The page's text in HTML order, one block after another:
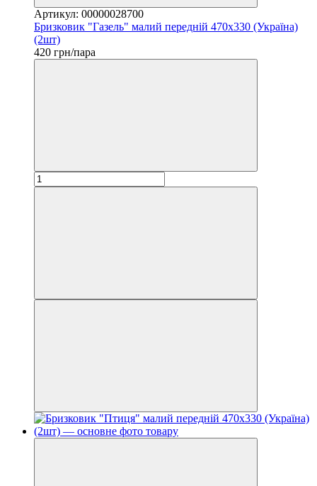
Артикул: 00000028700
Бризковик "Газель" малий передній 470х330 (Україна)
(2шт)
420 грн/пара